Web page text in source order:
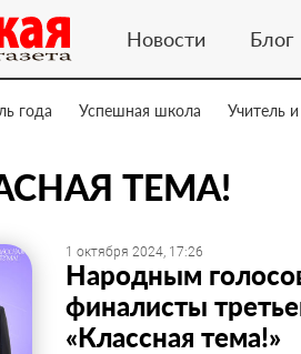
Новости Блог
года Успешная школа Учитель
ТЕМА!
1 октября 2024, 17:26
Народным
финалисты
«Классная тема!»